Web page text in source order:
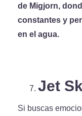
de Migjorn,
constantes y
en el agua.
Jet
Si buscas